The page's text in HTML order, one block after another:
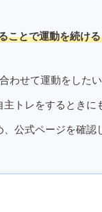
ことで運動を続け
わせて運動をした
トレをするときに
公式ページを確